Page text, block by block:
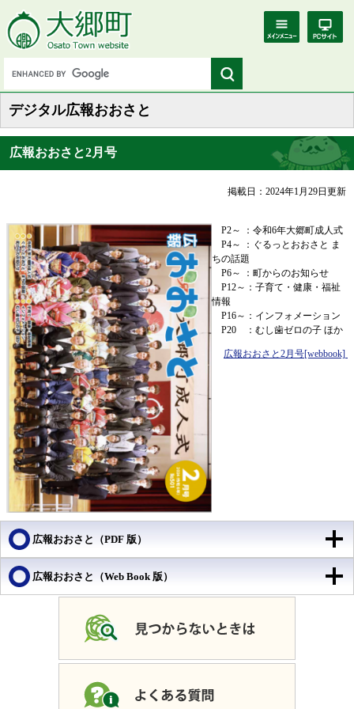
デジタル広報おおさと
広報おおさと2月号
掲載日：2024年1月29日更新
P2～ ：令和6年大郷町成人式
P4～ ：ぐるっとおおさと ま
ちの話題
P6～ ：町からのお知らせ
P12～：子育て・健康・福祉
情報
P16～：インフォメーション
P20 ：むし歯ゼロの子 ほか
広報おおさと2月号[webbook]
広報おおさと（PDF 版）
広報おおさと（Web Book 版）